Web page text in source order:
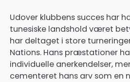
Udover klubbens succes har
tunesiske landshold været
har deltaget i store
Nations. Hans præstationer
individuelle anerkendelser,
cementeret hans arv som en